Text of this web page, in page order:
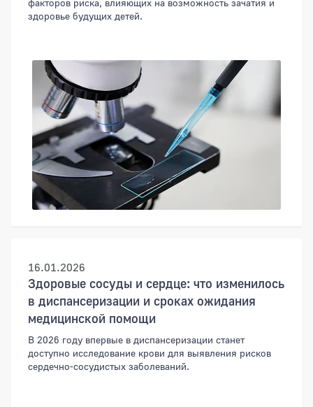
факторов риска, влияющих на возможность зачатия и
здоровье будущих детей.
16.01.2026
Здоровые сосуды и сердце: что изменилось
в диспансеризации и сроках ожидания
медицинской помощи
В 2026 году впервые в диспансеризации станет
доступно исследование крови для выявления рисков
сердечно-сосудистых заболеваний.